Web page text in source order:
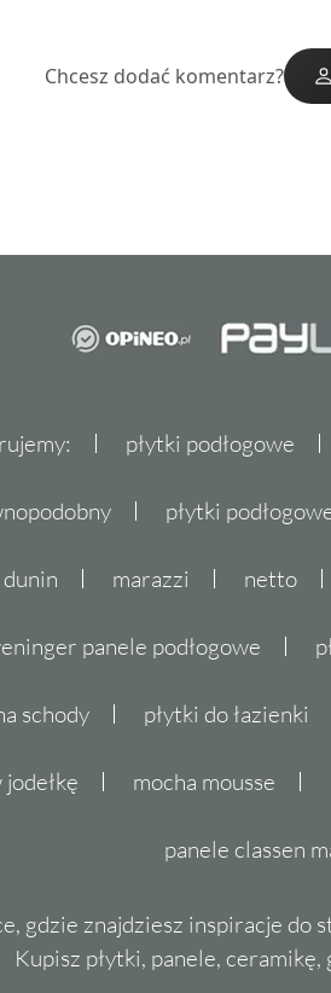
Chcesz dodać komentarz?
płytki podłogowe
płytki
dunin marazzi netto
panele podłogowe
schody płytki do łazienki
mocha mousse
panele classen
gdzie znajdziesz inspiracje do
Kupisz płytki, panele,